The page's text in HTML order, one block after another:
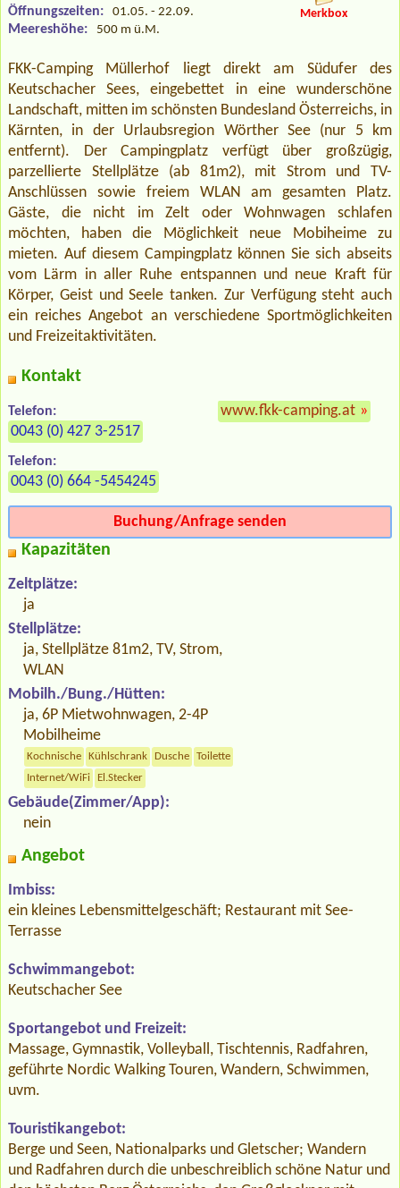
Öffnungszeiten: 01.05. - 22.09.
Meereshöhe: 500 m ü.M.
Merkbox
FKK-Camping Müllerhof liegt direkt am Südufer des
Keutschacher Sees, eingebettet in eine wunderschöne
Landschaft, mitten im schönsten Bundesland Österreichs, in
Kärnten, in der Urlaubsregion Wörther See (nur 5 km
entfernt). Der Campingplatz verfügt über großzügig,
parzellierte Stellplätze (ab 81m2), mit Strom und TV-
Anschlüssen sowie freiem WLAN am gesamten Platz.
Gäste, die nicht im Zelt oder Wohnwagen schlafen
möchten, haben die Möglichkeit neue Mobiheime zu
mieten. Auf diesem Campingplatz können Sie sich abseits
vom Lärm in aller Ruhe entspannen und neue Kraft für
Körper, Geist und Seele tanken. Zur Verfügung steht auch
ein reiches Angebot an verschiedene Sportmöglichkeiten
und Freizeitaktivitäten.
Kontakt
Telefon:
0043 (0) 427 3-2517
Telefon:
0043 (0) 664 -5454245
www.fkk-camping.at »
Buchung/Anfrage senden
Kapazitäten
Zeltplätze:
ja
Stellplätze:
ja, Stellplätze 81m2, TV, Strom,
WLAN
Mobilh./Bung./Hütten:
ja, 6P Mietwohnwagen, 2-4P
Mobilheime
Kochnische Kühlschrank Dusche
Toilette
Internet/WiFi
El.Stecker
Gebäude(Zimmer/App):
nein
Angebot
Imbiss:
ein kleines Lebensmittelgeschäft; Restaurant mit See-
Terrasse
Schwimmangebot:
Keutschacher See
Sportangebot und Freizeit:
Massage, Gymnastik, Volleyball, Tischtennis, Radfahren,
geführte Nordic Walking Touren, Wandern, Schwimmen,
uvm.
Touristikangebot:
Berge und Seen, Nationalparks und Gletscher; Wandern
und Radfahren durch die unbeschreiblich schöne Natur und